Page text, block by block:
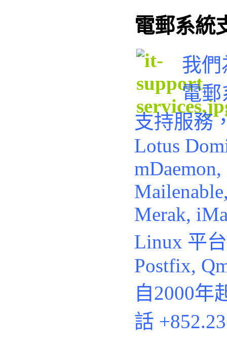
電郵系統
我們
電郵
支持服務
Lotus
Merak,
Linux 平
Postfix,
自2000年
話